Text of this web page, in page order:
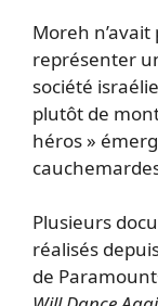
Moreh
représenter
société
plutôt de
héros »
Plusieurs
réalisés
de